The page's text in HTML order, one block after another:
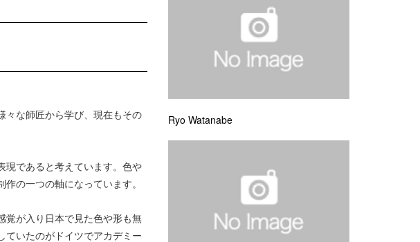
々な師匠から学び、現在もその
現であると考えています。色や
の一つの軸になっています。
覚が入り日本で見た色や形も無
ていたのがドイツでアカデミー
Ryo Watanabe